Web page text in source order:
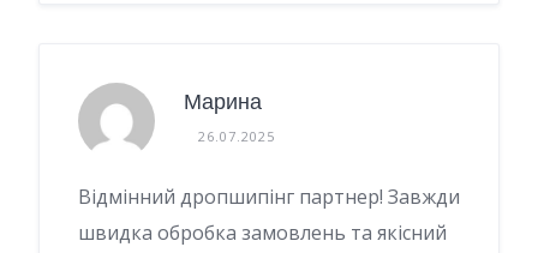
Марина
26.07.2025
Відмінний дропшипінг партнер! Завжди
швидка обробка замовлень та якісний